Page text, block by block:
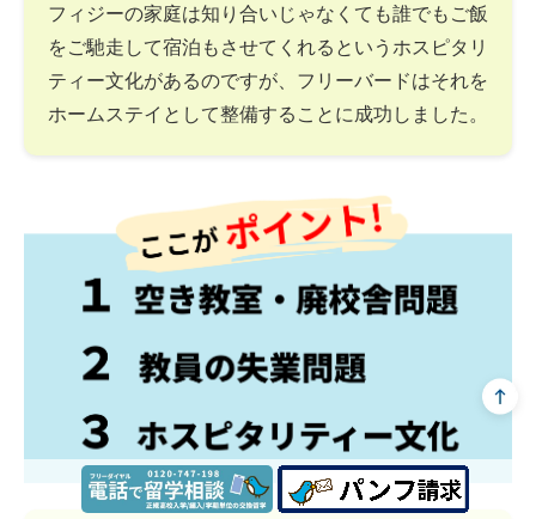
フィジーの家庭は知り合いじゃなくても誰でもご飯
をご馳走して宿泊もさせてくれるというホスピタリ
ティー文化があるのですが、フリーバードはそれを
ホームステイとして整備することに成功しました。